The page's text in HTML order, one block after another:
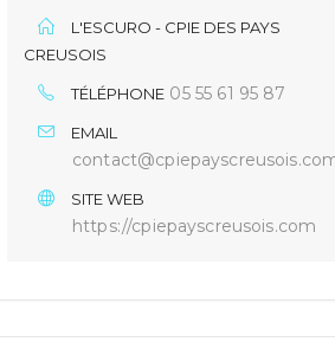
L'ESCURO - CPIE DES PAYS
CREUSOIS
TÉLÉPHONE 05 55 61 95 87
EMAIL
SITE WEB
https://cpiepayscreusois.com